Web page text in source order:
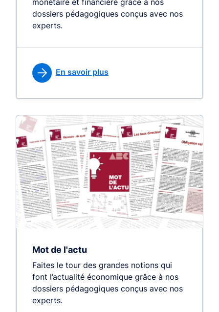
dossiers pédagogiques conçus avec nos
experts.
En savoir plus
Mot de l'actu
Faites le tour des grandes notions qui
font l’actualité économique grâce à nos
dossiers pédagogiques conçus avec nos
experts.